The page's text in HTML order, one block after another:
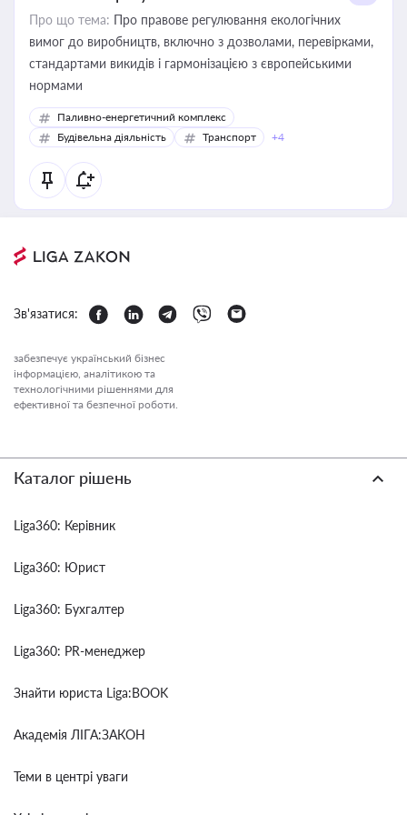
Про що тема: Про правове регулювання екологічних
вимог до виробництв, включно з дозволами, перевірками,
стандартами викидів і гармонізацією з європейськими
нормами
Паливно-енергетичний комплекс
Будівельна діяльність
Транспорт +4
Зв'язатися:
забезпечує український бізнес
інформацією, аналітикою та
технологічними рішеннями для
ефективної та безпечної роботи.
Каталог рішень
Liga360: Керівник
Liga360: Юрист
Liga360: Бухгалтер
Liga360: PR-менеджер
Знайти юриста Liga:BOOK
Академія ЛІГА:ЗАКОН
Теми в центрі уваги